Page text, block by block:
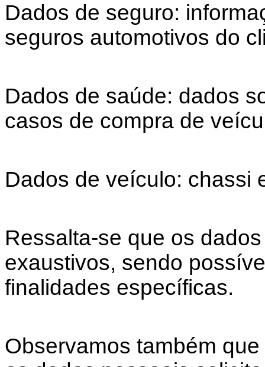
Dados de seguro:
seguros automotivos do
Dados de saúde: dados
casos de compra de
Dados de veículo: chassi
Ressalta-se que os
exaustivos, sendo
finalidades específicas.
Observamos também